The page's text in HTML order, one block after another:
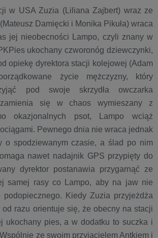
w USA Zuzia (Liliana Zajbert) wraz ze
Damięcki i Monika Pikuła) wraca
jej nieobecności Lampo, czyli znany w
ukochany czworonóg dziewczynki,
opiekę dyrektora stacji kolejowej (Adam
życie mężczyzny, który
pod swoje skrzydła owczarka
zamienia się w chaos wymieszany z
okazjonalnych psot, Lampo wciąż
Pewnego dnia nie wraca jednak
o spodziewanym czasie, a ślad po nim
nawet nadajnik GPS przypięty do
dyrektor postanawia przygarnąć ze
samej rasy co Lampo, aby na jaw nie
podopiecznego. Kiedy Zuzia przyjeżdża
razu orientuje się, że obecny na stacji
ukochany pies, a w dodatku to suczka i
ze swoim przyjacielem Antkiem i